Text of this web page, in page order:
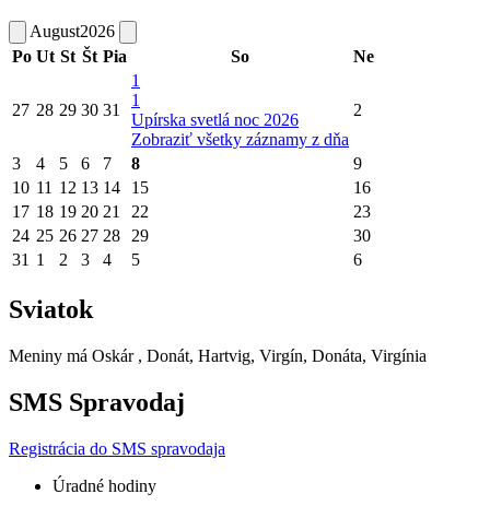
August2026
Po Ut St Št Pia So Ne
27 28 29 30 31
1
1
Upírska svetlá noc 2026
Zobraziť všetky záznamy z dňa
2
3 4 5 6 7 8
9
10 11 12 13 14 15
16
17 18 19 20 21 22
23
24 25 26 27 28 29
30
31 1 2 3 4 5 6
Sviatok
Meniny má Oskár , Donát, Hartvig, Virgín, Donáta, Virgínia
SMS Spravodaj
Registrácia do SMS spravodaja
Úradné hodiny